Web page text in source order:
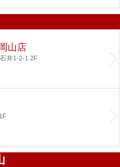
山店
井1-2-1 2F